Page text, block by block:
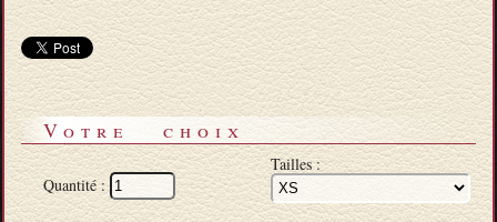
Votre choix
Quantité :
Tailles :